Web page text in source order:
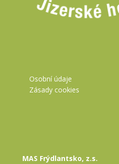
Osobní údaje
Zásady cookies
MAS Frýdlantsko, z.s.